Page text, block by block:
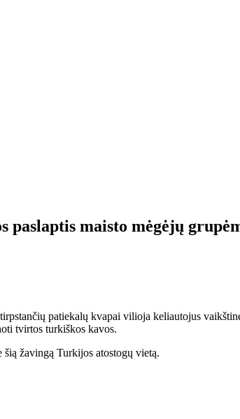
maisto mėgėjų
patiekalų kvapai vilioja keliautojus
tvirtos turkiškos kavos.
žavingą Turkijos atostogų vietą.